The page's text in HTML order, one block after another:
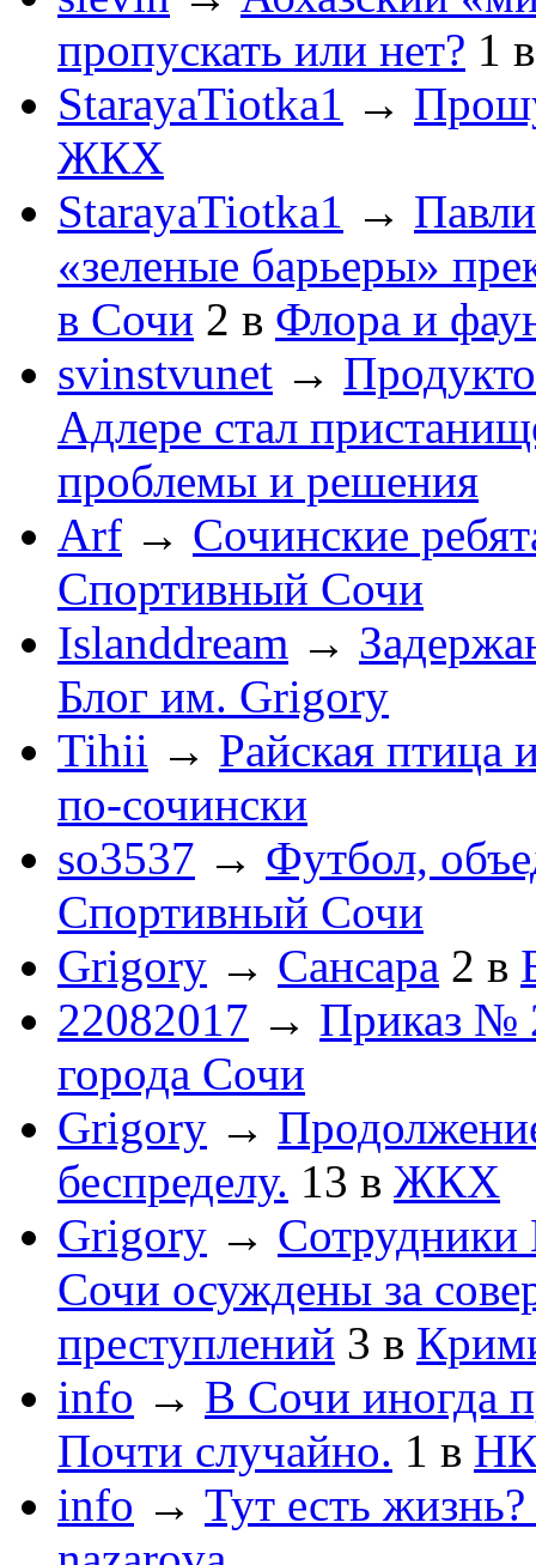
пропускать или нет? 1
StarayaTiotka1 →
ЖКХ
StarayaTiotka1 →
«зеленые барьеры»
в Сочи 2 в Флора и
svinstvunet →
Адлере стал
проблемы и решения
Arf → Сочинские
Спортивный Сочи
Islanddream →
Блог им. Grigory
Tihii → Райская птица
по-cочински
so3537 → Футбол,
Спортивный Сочи
Grigory → Сансара 2 в
22082017 → Приказ №
города Сочи
Grigory →
беспределу. 13 в ЖКХ
Grigory →
Сочи осуждены за
преступлений 3 в
info → В Сочи иногда
Почти случайно. 1 в
info → Тут есть